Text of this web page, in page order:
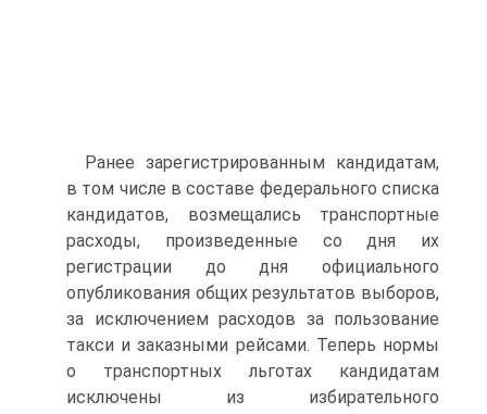
Ранее зарегистрированным кандидатам,
в том числе в составе федерального списка
кандидатов, возмещались транспортные
расходы, произведенные со дня их
регистрации до дня официального
опубликования общих результатов выборов,
за исключением расходов за пользование
такси и заказными рейсами. Теперь нормы
о транспортных льготах кандидатам
исключены из избирательного